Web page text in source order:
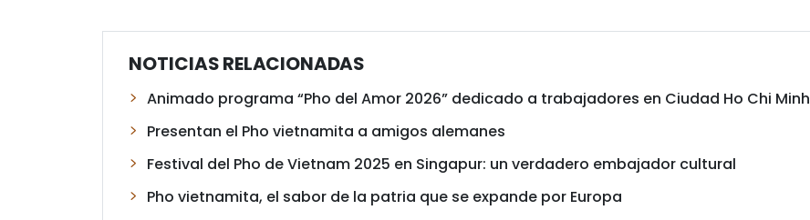
NOTICIAS RELACIONADAS
Animado programa “Pho del Amor 2026” dedicado a trabajadores en Ciudad Ho Chi Minh
Presentan el Pho vietnamita a amigos alemanes
Festival del Pho de Vietnam 2025 en Singapur: un verdadero embajador cultural
Pho vietnamita, el sabor de la patria que se expande por Europa